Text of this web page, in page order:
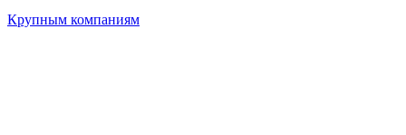
Крупным компаниям